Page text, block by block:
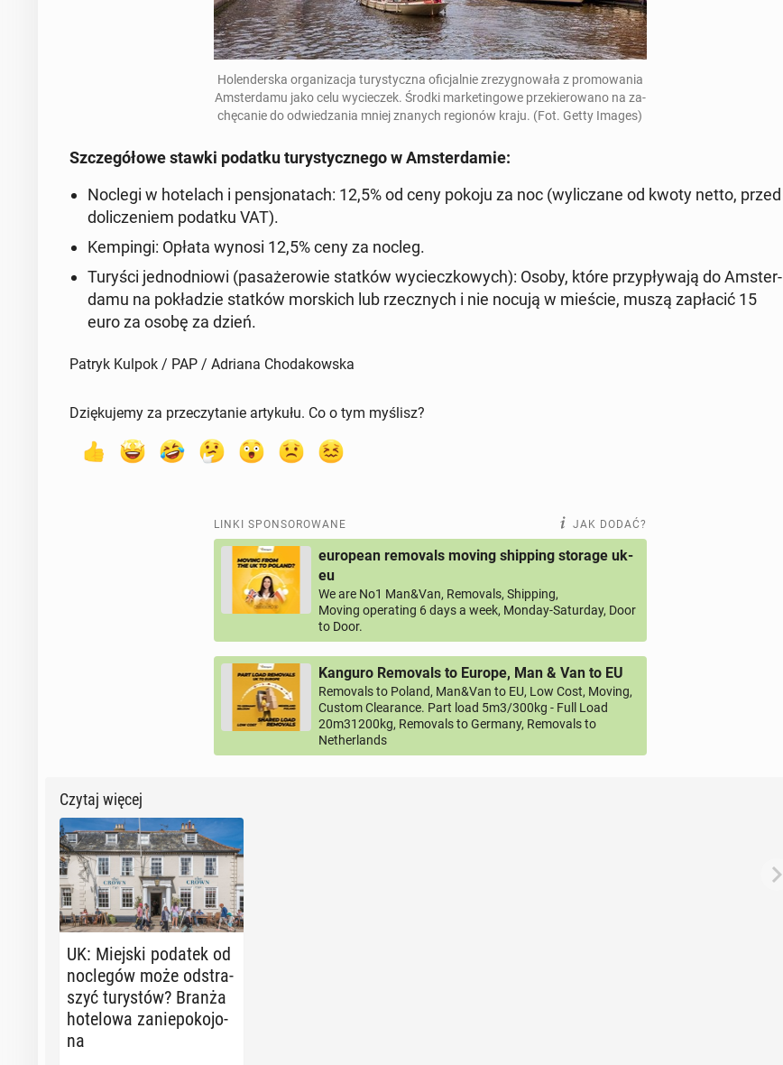
Ho­len­der­ska or­ga­ni­za­cja tu­ry­stycz­na ofi­cjal­nie zre­zy­gno­wa­ła z pro­mo­wa­nia
Am­ster­da­mu jako celu wy­cie­czek. Środki mar­ke­tin­go­we prze­kie­ro­wa­no na za­
chę­ca­nie do od­wie­dza­nia mniej znanych re­gio­nów kraju. (Fot. Getty Images)
Szcze­gó­ło­we stawki podatku tu­ry­stycz­ne­go w Am­ster­da­mie:
Noclegi w ho­te­lach i pen­sjo­na­tach: 12,5%od ceny pokoju za noc (wy­li­cza­ne od kwoty netto, przed
do­li­cze­niem podatku VAT).
Kem­pin­gi: Opłata wynosi 12,5%ceny za nocleg.
Turyści jed­no­dnio­wi (pa­sa­że­ro­wie statków wy­ciecz­ko­wych): Osoby, które przy­pły­wa­ją do Am­ster­
da­mu na po­kła­dzie statków mor­skich lub rzecz­nych i nie nocują w mieście, muszą za­pła­cić 15
euroza osobę za dzień.
Patryk Kulpok / PAP / Adriana Chodakowska
Dziękujemy za przeczytanie artykułu. Co o tym myślisz?
LINKI SPONSOROWANE JAK DODAĆ?
european removals moving shipping storage uk-
eu
We are No1 Man&Van, Removals, Shipping,
Moving operating 6 days a week, Monday-Saturday, Door
to Door.
Kanguro Removals to Europe, Man & Van to EU
Removals to Poland, Man&Van to EU, Low Cost, Moving,
Custom Clearance. Part load 5m3/300kg - Full Load
20m31200kg, Removals to Germany, Removals to
Netherlands
Czytaj więcej
UK: Miejski podatek od
noc­le­gów może od­stra­
szyć tu­ry­stów? Branża
ho­te­lo­wa za­nie­po­ko­jo­
na